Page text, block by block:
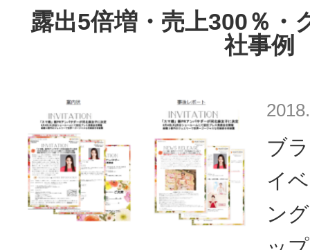
露出5倍増・売上300％・
社事例
ブ
イ
ン